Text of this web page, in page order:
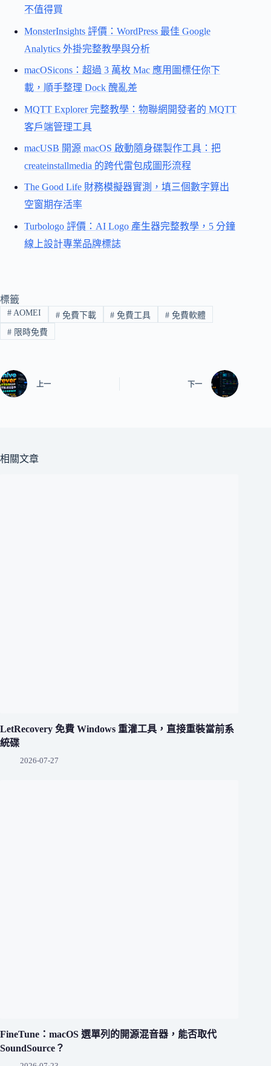
不值得買
MonsterInsights 評價：WordPress 最佳 Google
Analytics 外掛完整教學與分析
macOSicons：超過 3 萬枚 Mac 應用圖標任你下
載，順手整理 Dock 醜亂差
MQTT Explorer 完整教學：物聯網開發者的 MQTT
客戶端管理工具
macUSB 開源 macOS 啟動隨身碟製作工具：把
createinstallmedia 的跨代雷包成圖形流程
The Good Life 財務模擬器實測，填三個數字算出
空窗期存活率
Turbologo 評價：AI Logo 產生器完整教學，5 分鐘
線上設計專業品牌標誌
標籤
#AOMEI #免費下載 # 免費工具 # 免費軟體
#限時免費
上一 下一
相關文章
LetRecovery 免費 Windows 重灌工具，直接重裝當前系
統碟
2026-07-27
FineTune：macOS 選單列的開源混音器，能否取代
SoundSource？